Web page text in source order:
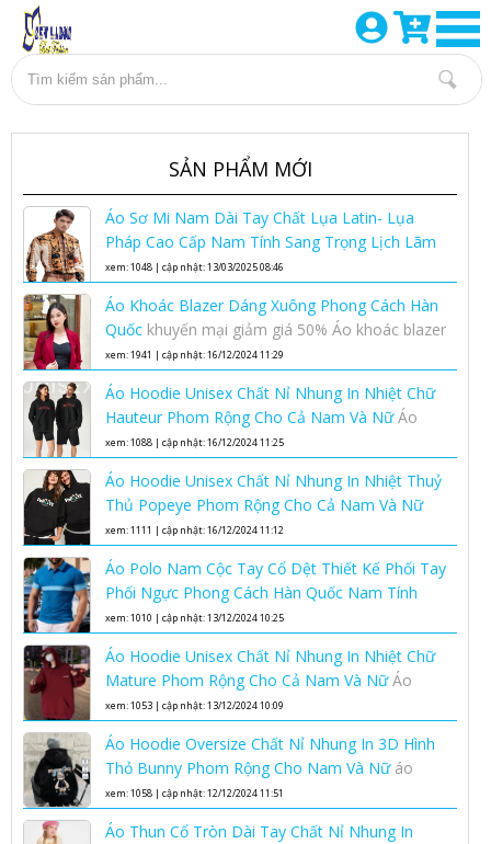
SẢN PHẨM MỚI
Áo Sơ Mi Nam Dài Tay Chất Lụa Latin- Lụa
Pháp Cao Cấp Nam Tính Sang Trọng Lịch Lãm
Áo sơ mi lụa nam cao cấp
xem: 1048 | cập nhật: 13/03/2025 08:46
Áo Khoác Blazer Dáng Xuông Phong Cách Hàn
Quốc khuyến mại giảm giá 50% Áo khoác blazer
dáng xuông phong cách Hàn Quốc nhân dịp
xem: 1941 | cập nhật: 16/12/2024 11:29
Áo Hoodie Unisex Chất Nỉ Nhung In Nhiệt Chữ
Hauteur Phom Rộng Cho Cả Nam Và NữÁo
Hoodie Unisex Chất Nỉ Nhung In Nhiệt Chữ
xem: 1088 | cập nhật: 16/12/2024 11:25
Áo Hoodie Unisex Chất Nỉ Nhung In Nhiệt Thuỷ
Thủ Popeye Phom Rộng Cho Cả Nam Và Nữ
Áo hoodie unisex phom rộng chất nỉ nhung áo
xem: 1111 | cập nhật: 16/12/2024 11:12
Áo Polo Nam Cộc Tay Cổ Dệt Thiết Kế Phối Tay
Phối Ngực Phong Cách Hàn Quốc Nam Tính
Lịch Lãmáo polo nam cộc tay cổ dệt
xem: 1010 | cập nhật: 13/12/2024 10:25
Áo Hoodie Unisex Chất Nỉ Nhung In Nhiệt Chữ
Mature Phom Rộng Cho Cả Nam Và NữÁo
hoodie unisex phom rộng chất nỉ nhung áo
xem: 1053 | cập nhật: 13/12/2024 10:09
Áo Hoodie Oversize Chất Nỉ Nhung In 3D Hình
Thỏ Bunny Phom Rộng Cho Nam Và Nữ áo
hoodie oversize nam nữ chất nỉ nhung cao cấp
xem: 1058 | cập nhật: 12/12/2024 11:51
Áo Thun Cổ Tròn Dài Tay Chất Nỉ Nhung In